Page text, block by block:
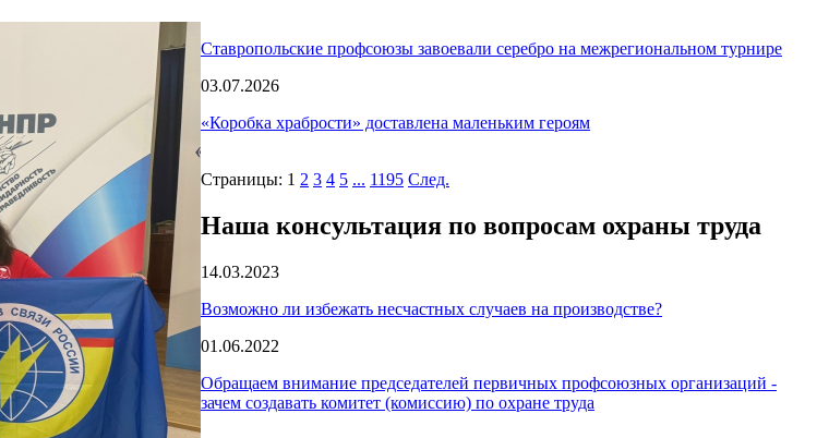
Ставропольские профсоюзы завоевали серебро на межрегиональном турнире
03.07.2026
«Коробка храбрости» доставлена маленьким героям
Страницы: 1 2 3 4 5 ... 1195 След.
Наша консультация по вопросам охраны труда
14.03.2023
Возможно ли избежать несчастных случаев на производстве?
01.06.2022
Обращаем внимание председателей первичных профсоюзных организаций -
зачем создавать комитет (комиссию) по охране труда